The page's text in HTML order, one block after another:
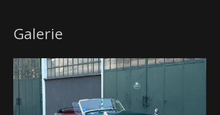
Galerie